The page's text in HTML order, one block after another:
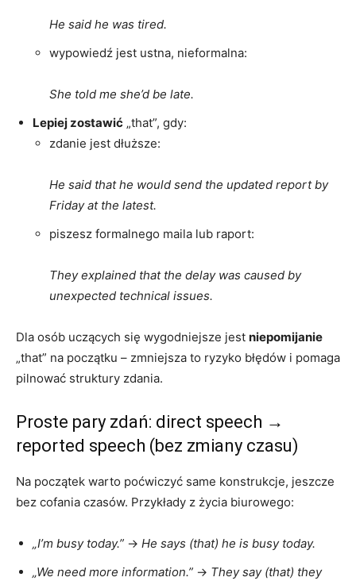
He said he was tired.
wypowiedź jest ustna, nieformalna:
She told me she’d be late.
Lepiej zostawić „that”, gdy:
zdanie jest dłuższe:
He said that he would send the updated report by
Friday at the latest.
piszesz formalnego maila lub raport:
They explained that the delay was caused by
unexpected technical issues.
Dla osób uczących się wygodniejsze jest niepomijanie
„that” na początku – zmniejsza to ryzyko błędów i pomaga
pilnować struktury zdania.
Proste pary zdań: direct speech →
reported speech (bez zmiany czasu)
Na początek warto poćwiczyć same konstrukcje, jeszcze
bez cofania czasów. Przykłady z życia biurowego:
„I’m busy today.” → He says (that) he is busy today.
„We need more information.” → They say (that) they